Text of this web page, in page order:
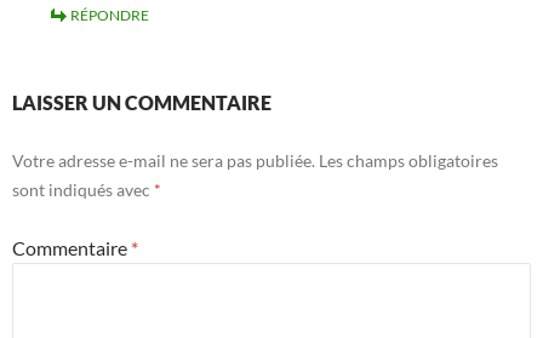
RÉPONDRE
LAISSER UN COMMENTAIRE
Votre adresse e-mail ne sera pas publiée. Les champs obligatoires
sont indiqués avec *
Commentaire *